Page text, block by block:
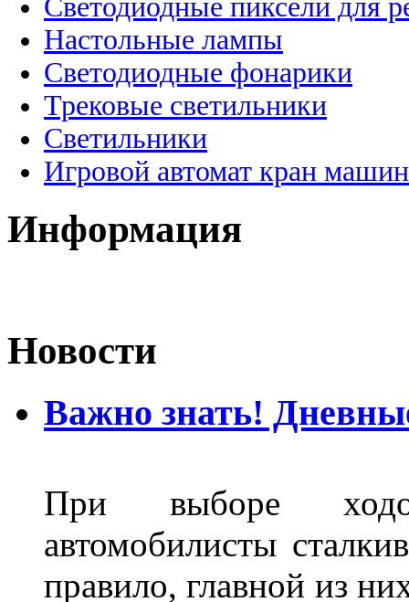
Светодиодные пиксели для
Настольные лампы
Светодиодные фонарики
Трековые светильники
Светильники
Игровой автомат кран
Информация
Новости
Важно знать!
При выборе
автомобилисты
правило, главной из